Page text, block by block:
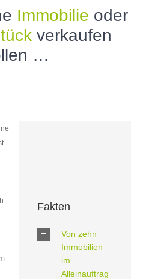
Immobilie oder
verkaufen
…
Fakten
Von zehn
Immobilien
im
Alleinauftrag